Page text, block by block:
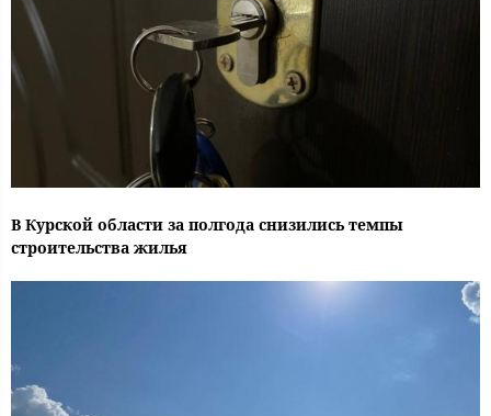
В Курской области за полгода снизились темпы
строительства жилья